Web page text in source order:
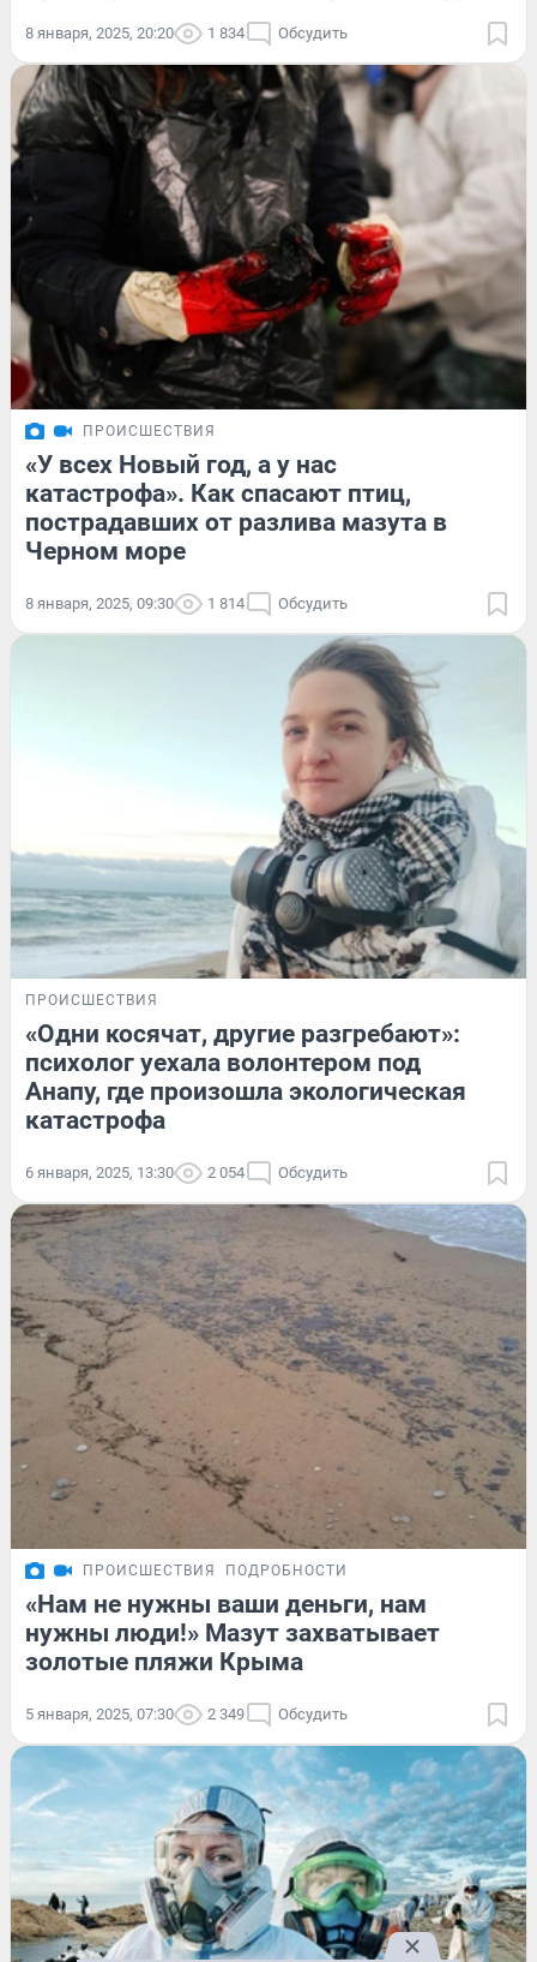
8 января, 2025, 20:20 1 834 Обсудить
ПРОИСШЕСТВИЯ
«У всех Новый год, а у нас
катастрофа». Как спасают птиц,
пострадавших от разлива мазута в
Черном море
8 января, 2025, 09:30 1 814 Обсудить
ПРОИСШЕСТВИЯ
«Одни косячат, другие разгребают»:
психолог уехала волонтером под
Анапу, где произошла экологическая
катастрофа
6 января, 2025, 13:30 2 054 Обсудить
ПРОИСШЕСТВИЯ ПОДРОБНОСТИ
«Нам не нужны ваши деньги, нам
нужны люди!» Мазут захватывает
золотые пляжи Крыма
5 января, 2025, 07:30 2 349 Обсудить